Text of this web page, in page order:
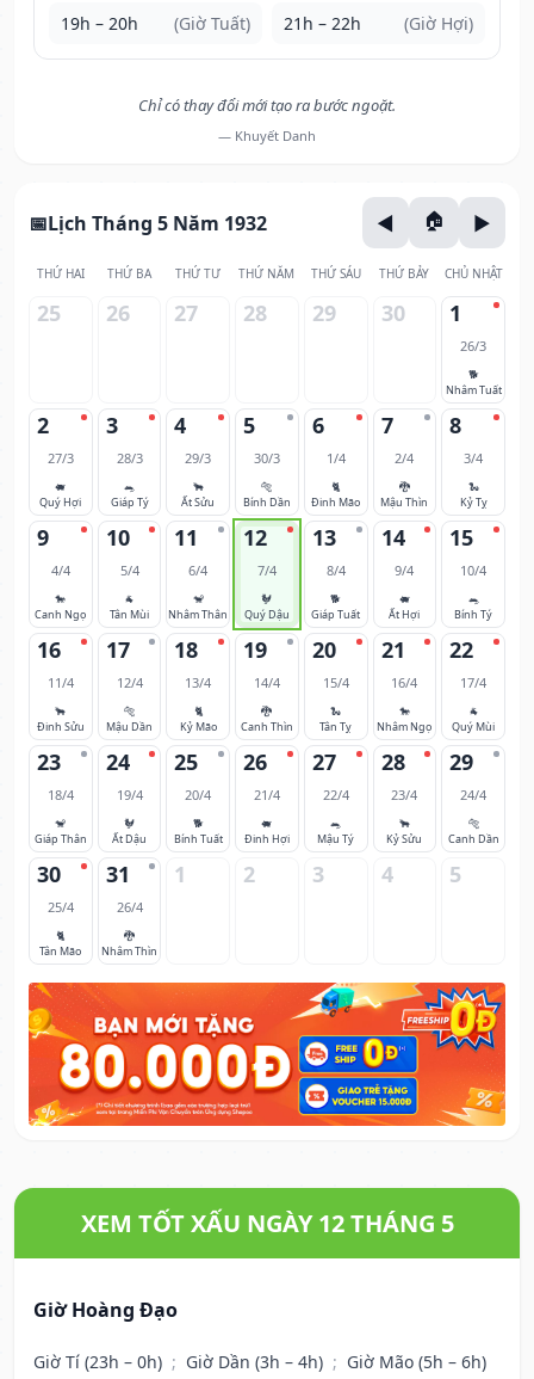
19h – 20h (Giờ Tuất) 21h – 22h (Giờ Hợi)
Chỉ có thay đổi mới tạo ra bước ngoặt.
— Khuyết Danh
Lịch Tháng 5 Năm 1932
THỨ HAI THỨ BA THỨ TƯ THỨ NĂM THỨ SÁU THỨ BẢY CHỦ NHẬT
25 26 27 28 29 30 1
26/3
🐕
Nhâm Tuất
2
27/3
🐖
Quý Hợi
3
28/3
🐀
Giáp Tý
4
29/3
🐂
Ất Sửu
5
30/3
🐅
Bính Dần
6
1/4
🐈
Đinh Mão
7
2/4
🐉
Mậu Thìn
8
3/4
🐍
Kỷ Tỵ
9
4/4
🐎
Canh Ngọ
10
5/4
🐐
Tân Mùi
11
6/4
🐒
Nhâm Thân
12
7/4
🐓
Quý Dậu
13
8/4
🐕
Giáp Tuất
14
9/4
🐖
Ất Hợi
15
10/4
🐀
Bính Tý
16
11/4
🐂
Đinh Sửu
17
12/4
🐅
Mậu Dần
18
13/4
🐈
Kỷ Mão
19
14/4
🐉
Canh Thìn
20
15/4
🐍
Tân Tỵ
21
16/4
🐎
Nhâm Ngọ
22
17/4
🐐
Quý Mùi
23
18/4
🐒
Giáp Thân
24
19/4
🐓
Ất Dậu
25
20/4
🐕
Bính Tuất
26
21/4
🐖
Đinh Hợi
27
22/4
🐀
Mậu Tý
28
23/4
🐂
Kỷ Sửu
29
24/4
🐅
Canh Dần
30
25/4
🐈
Tân Mão
31
26/4
🐉
Nhâm Thìn
1 2 3 4 5
XEM TỐT XẤU NGÀY 12 THÁNG 5
Giờ Hoàng Đạo
Giờ Tí (23h – 0h) ; Giờ Dần (3h – 4h) ; Giờ Mão (5h – 6h)